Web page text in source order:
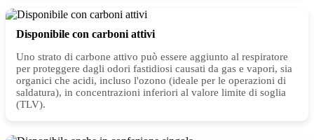
Disponibile con carboni attivi
Uno strato di carbone attivo può essere aggiunto al respiratore
per proteggere dagli odori fastidiosi causati da gas e vapori, sia
organici che acidi, incluso l'ozono (ideale per le operazioni di
saldatura), in concentrazioni inferiori al valore limite di soglia
(TLV).